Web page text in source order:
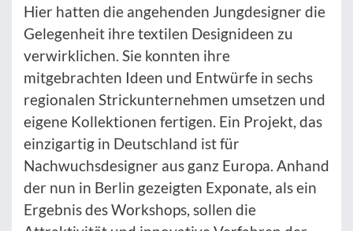
Hier hatten die angehenden Jungdesigner die
Gelegenheit ihre textilen Designideen zu
verwirklichen. Sie konnten ihre
mitgebrachten Ideen und Entwürfe in sechs
regionalen Strickunternehmen umsetzen und
eigene Kollektionen fertigen. Ein Projekt, das
einzigartig in Deutschland ist für
Nachwuchsdesigner aus ganz Europa. Anhand
der nun in Berlin gezeigten Exponate, als ein
Ergebnis des Workshops, sollen die